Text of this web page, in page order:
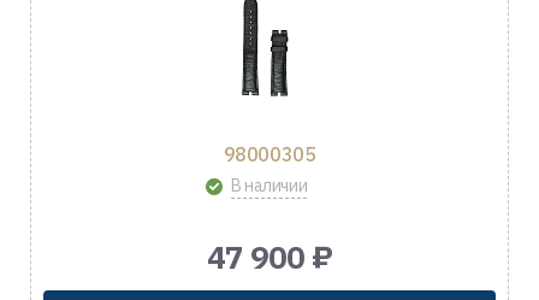
98000305
В наличии
47 900 ₽